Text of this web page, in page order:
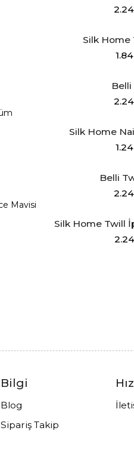
Silk Home
Belli
Silk Home
Belli
Silk Home Twill
Bilgi
Blog
Sipariş Takip